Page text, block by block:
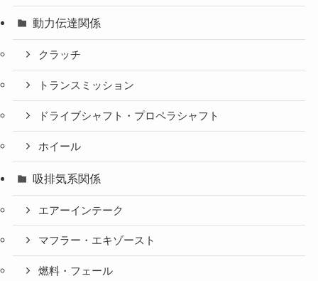
動力伝達関係
クラッチ
トランスミッション
ドライブシャフト・プロペラシャフト
ホイール
吸排気系関係
エアーインテーク
マフラー・エキゾースト
燃料・フェール